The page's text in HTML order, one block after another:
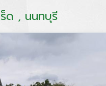
ร็ด , นนทบุรี